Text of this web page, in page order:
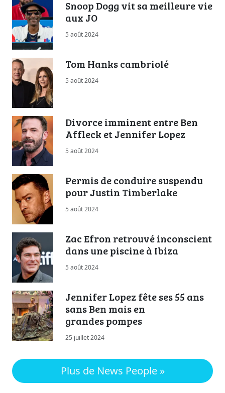
Snoop Dogg vit sa meilleure vie
aux JO
5 août 2024
Tom Hanks cambriolé
5 août 2024
Divorce imminent entre Ben
Affleck et Jennifer Lopez
5 août 2024
Permis de conduire suspendu
pour Justin Timberlake
5 août 2024
Zac Efron retrouvé inconscient
dans une piscine à Ibiza
5 août 2024
Jennifer Lopez fête ses 55 ans
sans Ben mais en
grandes pompes
25 juillet 2024
Plus de News People »